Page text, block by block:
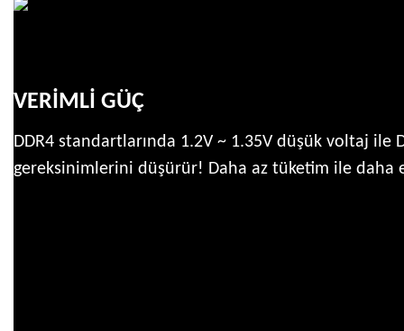
VERİMLİ GÜÇ
DDR4 standartlarında 1.2V ~ 1.35V düşük voltaj
gereksinimlerini düşürür! Daha az tüketim ile daha